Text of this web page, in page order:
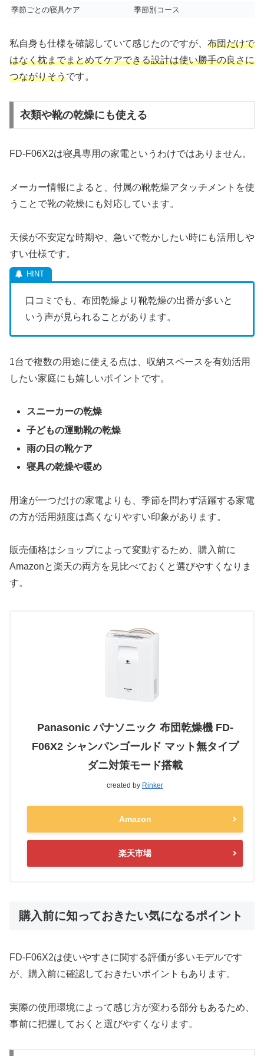
季節ごとの寝具ケア 季節別コース
私自身も仕様を確認していて感じたのですが、 布団だけで
はなく枕までまとめてケアできる設計は使い勝手の良さに
つながりそうです。
衣類や靴の乾燥にも使える
FD-F06X2は寝具専用の家電というわけではありません。
メーカー情報によると、付属の靴乾燥アタッチメントを使
うことで靴の乾燥にも対応しています。
天候が不安定な時期や、急いで乾かしたい時にも活用しや
すい仕様です。
口コミでも、布団乾燥より靴乾燥の出番が多いと
いう声が見られることがあります。
1台で複数の用途に使える点は、収納スペースを有効活用
したい家庭にも嬉しいポイントです。
スニーカーの乾燥
子どもの運動靴の乾燥
雨の日の靴ケア
寝具の乾燥や暖め
用途が一つだけの家電よりも、季節を問わず活躍する家電
の方が活用頻度は高くなりやすい印象があります。
販売価格はショップによって変動するため、購入前に
Amazonと楽天の両方を見比べておくと選びやすくなりま
す。
Panasonic パナソニック 布団乾燥機 FD-
F06X2 シャンパンゴールド マット無タイプ
ダニ対策モード搭載
created by Rinker
Amazon
楽天市場
購入前に知っておきたい気になるポイント
FD-F06X2は使いやすさに関する評価が多いモデルです
が、購入前に確認しておきたいポイントもあります。
実際の使用環境によって感じ方が変わる部分もあるため、
事前に把握しておくと選びやすくなります。